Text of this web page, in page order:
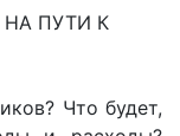
Что будет,